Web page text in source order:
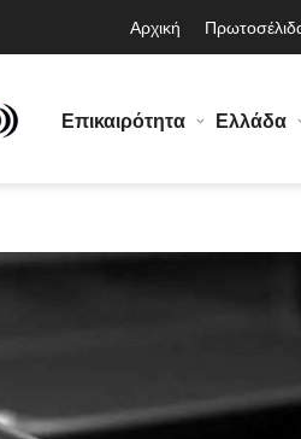
Αρχική
Επικαιρότητα Ελλάδα